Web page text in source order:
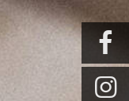

